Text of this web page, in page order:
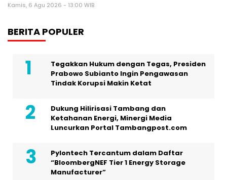
Kamis, 6 Agu 2026 - 13:00 WIB
BERITA POPULER
Tegakkan Hukum dengan Tegas, Presiden
Prabowo Subianto Ingin Pengawasan
Tindak Korupsi Makin Ketat
Dukung Hilirisasi Tambang dan
Ketahanan Energi, Minergi Media
Luncurkan Portal Tambangpost.com
Pylontech Tercantum dalam Daftar
“BloombergNEF Tier 1 Energy Storage
Manufacturer”